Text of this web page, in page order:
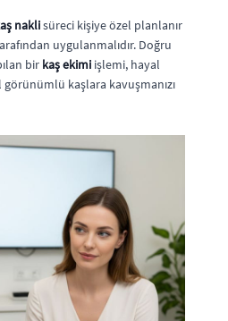
naklisüreci kişiye özel planlanır
uygulanmalıdır. Doğru
bir kaş ekimi işlemi, hayal
kaşlara kavuşmanızı